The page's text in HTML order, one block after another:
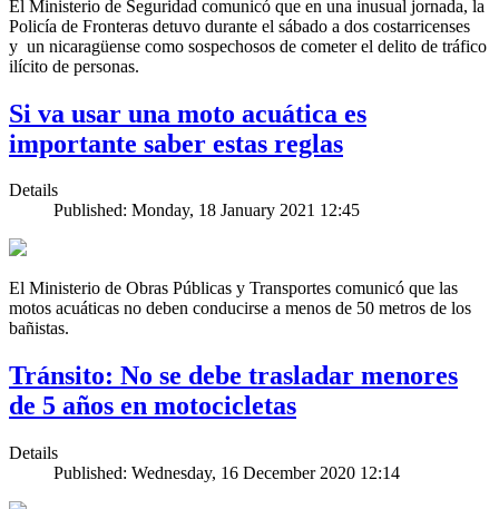
El Ministerio de Seguridad comunicó que en una inusual jornada, la
Policía de Fronteras detuvo durante el sábado a dos costarricenses
y un nicaragüense como sospechosos de cometer el delito de tráfico
ilícito de personas.
Si va usar una moto acuática es
importante saber estas reglas
Details
Published: Monday, 18 January 2021 12:45
El Ministerio de Obras Públicas y Transportes comunicó que las
motos acuáticas no deben conducirse a menos de 50 metros de los
bañistas.
Tránsito: No se debe trasladar menores
de 5 años en motocicletas
Details
Published: Wednesday, 16 December 2020 12:14